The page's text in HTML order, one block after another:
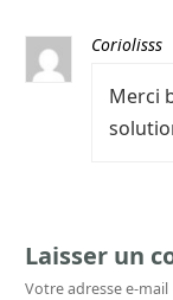
Coriolisss
Merci
Laisser un
Votre adresse e-